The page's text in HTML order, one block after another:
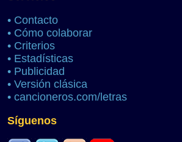
• Contacto
• Cómo colaborar
• Criterios
• Estadísticas
• Publicidad
• Versión clásica
• cancioneros.com/letras
Síguenos